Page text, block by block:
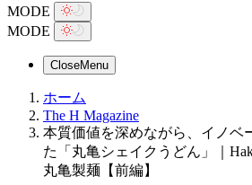
MODE
MODE
CloseMenu
ホーム
The H Magazine
本質価値を深めながら、イノベ
た「丸亀シェイクうどん」｜
丸亀製麺【前編】